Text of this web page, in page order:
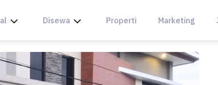
Disewa Properti Marketing